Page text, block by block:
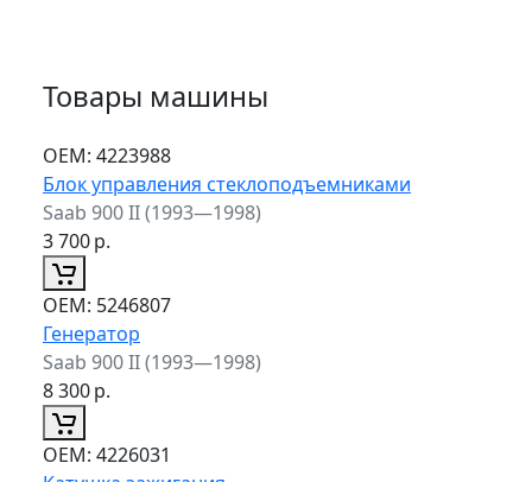
Товары машины
ОЕМ: 4223988
Блок управления стеклоподъемниками
Saab 900 II (1993—1998)
3 700р.
ОЕМ: 5246807
Генератор
Saab 900 II (1993—1998)
8 300р.
ОЕМ: 4226031